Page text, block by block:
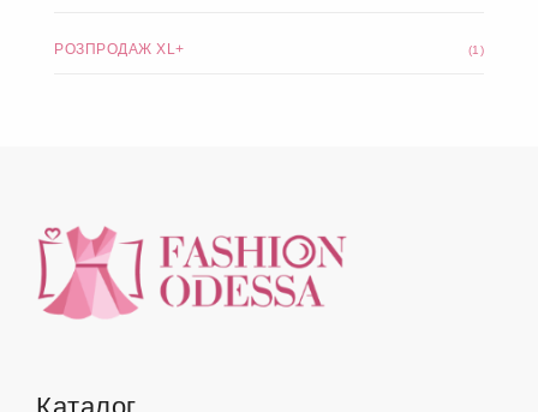
РОЗПРОДАЖ XL+ (1)